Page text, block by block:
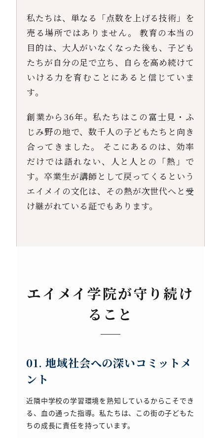
私たちは、単なる「点数を上げる技術」を
売る場所ではありません。 教育の本当の
目的は、大人がいなくなった後も、子ども
たちが自分の足で立ち、自らを高め続けて
いける力を育むことにあると信じていま
す。
創業から36年。私たちはこの富士見・ふ
じみ野の地で、数千人の子どもたちと向き
合ってきました。 そこにあるのは、効率
だけでは語れない、人と人との「熱」で
す。卒業生が講師として戻ってくるという
エイメイの文化は、その熱が次世代へと受
け継がれている証でもあります。
エイメイ学院が守り続け
ること
01. 地域社会への深いコミットメ
ント
近隣中学校の学習環境を熟知しているからこそでき
る、血の通った指導。私たちは、この街の子どもた
ちの成長に責任を持っています。